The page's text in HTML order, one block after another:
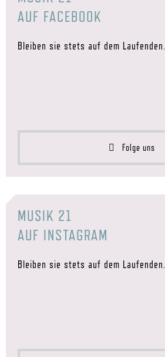
AUF FACEBOOK
Bleiben sie stets auf dem Laufenden.
Folge uns
MUSIK 21
AUF INSTAGRAM
Bleiben sie stets auf dem Laufenden.